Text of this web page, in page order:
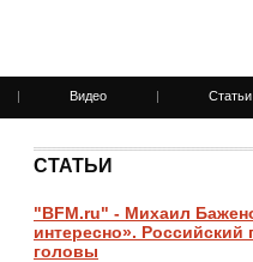
| Видео | Статьи
СТАТЬИ
"BFM.ru" - Михаил
интересно». Российский
головы